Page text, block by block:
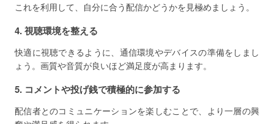
これを利用して、自分に合う配信かどうかを見極めましょう。
4. 視聴環境を整える
快適に視聴できるように、通信環境やデバイスの準備をしまし
ょう。画質や音質が良いほど満足度が高まります。
5. コメントや投げ銭で積極的に参加する
配信者とのコミュニケーションを楽しむことで、より一層の興